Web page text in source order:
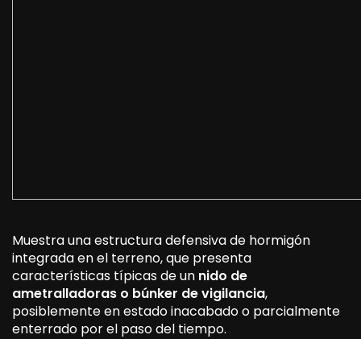
Muestra una estructura defensiva de hormigón
integrada en el terreno, que presenta
características típicas de un nido de
ametralladoras o búnker de vigilancia,
posiblemente en estado inacabado o parcialmente
enterrado por el paso del tiempo.